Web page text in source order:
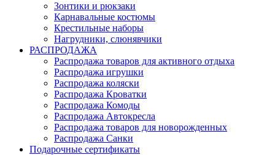
Зонтики и рюкзаки
Карнавальные костюмы
Крестильные наборы
Нагрудники, слюнявчики
РАСПРОДАЖА
Распродажа товаров для активного отдыха
Распродажа игрушки
Распродажа коляски
Распродажа Кроватки
Распродажа Комоды
Распродажа Автокресла
Распродажа товаров для новорожденных
Распродажа Санки
Подарочные сертификаты